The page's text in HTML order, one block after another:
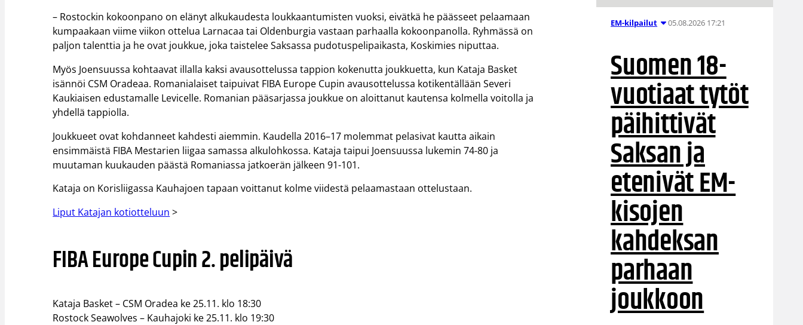
– Rostockin kokoonpano on elänyt alkukaudesta loukkaantumisten vuoksi, eivätkä he päässeet pelaamaan
kumpaakaan viime viikon ottelua Larnacaa tai Oldenburgia vastaan parhaalla kokoonpanolla. Ryhmässä on
paljon talenttia ja he ovat joukkue, joka taistelee Saksassa pudotuspelipaikasta, Koskimies niputtaa.
Myös Joensuussa kohtaavat illalla kaksi avausottelussa tappion kokenutta joukkuetta, kun Kataja Basket
isännöi CSM Oradeaa. Romanialaiset taipuivat FIBA Europe Cupin avausottelussa kotikentällään Severi
Kaukiaisen edustamalle Levicelle. Romanian pääsarjassa joukkue on aloittanut kautensa kolmella voitolla ja
yhdellä tappiolla.
Joukkueet ovat kohdanneet kahdesti aiemmin. Kaudella 2016–17 molemmat pelasivat kautta aikain
ensimmäistä FIBA Mestarien liigaa samassa alkulohkossa. Kataja taipui Joensuussa lukemin 74-80 ja
muutaman kuukauden päästä Romaniassa jatkoerän jälkeen 91-101.
Kataja on Korisliigassa Kauhajoen tapaan voittanut kolme viidestä pelaamastaan ottelustaan.
Liput Katajan kotiotteluun >
FIBA Europe Cupin 2. pelipäivä
Kataja Basket – CSM Oradea ke 25.11. klo 18:30
Rostock Seawolves – Kauhajoki ke 25.11. klo 19:30
EM-kilpailut 05.08.2026 17:21
Suomen 18-
vuotiaat tytöt
päihittivät
Saksan ja
etenivät EM-
kisojen
kahdeksan
parhaan
joukkoon